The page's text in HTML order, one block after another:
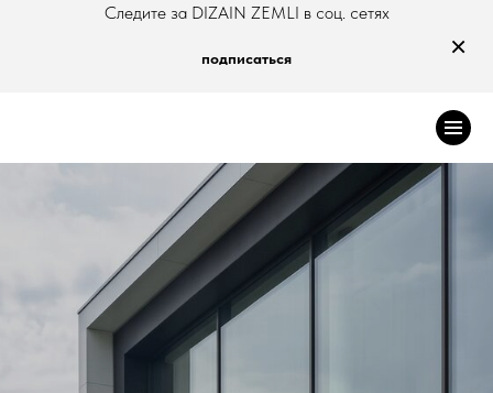
Следите за DIZAIN ZEMLI в соц. сетях
подписаться ×